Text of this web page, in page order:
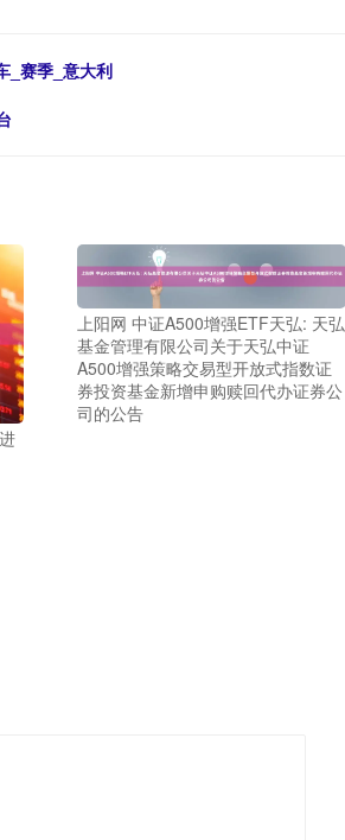
_赛季_意大利
上阳网 中证A500增强ETF天弘: 天弘
基金管理有限公司关于天弘中证
A500增强策略交易型开放式指数证
券投资基金新增申购赎回代办证券公
司的公告